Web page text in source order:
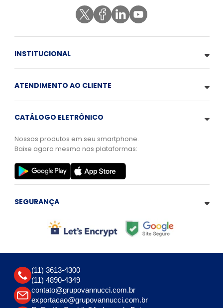
INSTITUCIONAL
ATENDIMENTO AO CLIENTE
CATÁLOGO ELETRÔNICO
Nossos produtos em seu smartphone.
Baixe agora mesmo nas plataformas:
SEGURANÇA
(11) 3613-4300
(11) 4890-4349
contato@grupovannucci.com.br
exportacao@grupovannucci.com.br